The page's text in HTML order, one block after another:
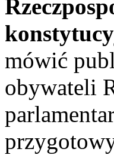
mówić
obywateli